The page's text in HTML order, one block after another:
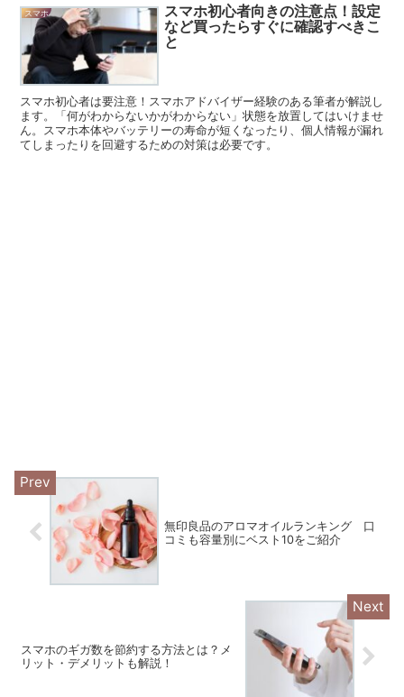
スマホ
スマホ初心者向きの注意点！設定
など買ったらすぐに確認すべきこ
と
スマホ初心者は要注意！スマホアドバイザー経験のある筆者が解説し
ます。「何がわからないかがわからない」状態を放置してはいけませ
ん。スマホ本体やバッテリーの寿命が短くなったり、個人情報が漏れ
てしまったりを回避するための対策は必要です。
無印良品のアロマオイルランキング 口
コミも容量別にベスト10をご紹介
スマホのギガ数を節約する方法とは？メ
リット・デメリットも解説！